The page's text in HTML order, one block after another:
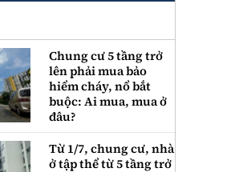
Chung cư 5 tầng trở
lên phải mua bảo
hiểm cháy, nổ bắt
buộc: Ai mua, mua ở
đâu?
Từ 1/7, chung cư, nhà
ở tập thể từ 5 tầng trở